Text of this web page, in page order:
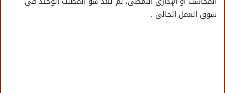
سوق العمل الحالي .